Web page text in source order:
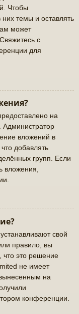
Чтобы
темы и оставлять
может
с
для
на
Администратор
вложений в
добавлять
групп. Если
вложения,
свой
правило, вы
что это решение
не имеет
на
конференции.